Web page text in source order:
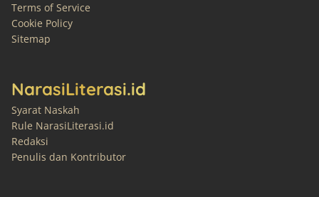
Terms of Service
Cookie Policy
Sitemap
NarasiLiterasi.id
Syarat Naskah
Rule NarasiLiterasi.id
Redaksi
Penulis dan Kontributor